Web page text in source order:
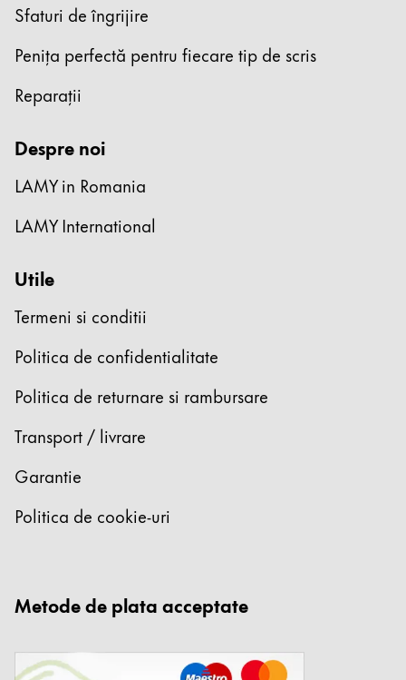
Sfaturi de îngrijire
Penița perfectă pentru fiecare tip de scris
Reparații
Despre noi
LAMY in Romania
LAMY International
Utile
Termeni si conditii
Politica de confidentialitate
Politica de returnare si rambursare
Transport / livrare
Garantie
Politica de cookie-uri
Metode de plata acceptate